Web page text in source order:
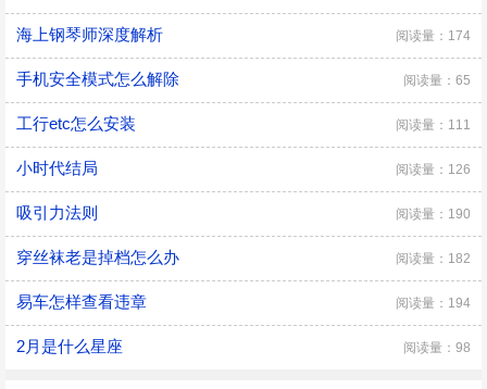
海上钢琴师深度解析 阅读量：174
手机安全模式怎么解除 阅读量：65
工行etc怎么安装 阅读量：111
小时代结局 阅读量：126
吸引力法则 阅读量：190
穿丝袜老是掉档怎么办 阅读量：182
易车怎样查看违章 阅读量：194
2月是什么星座 阅读量：98